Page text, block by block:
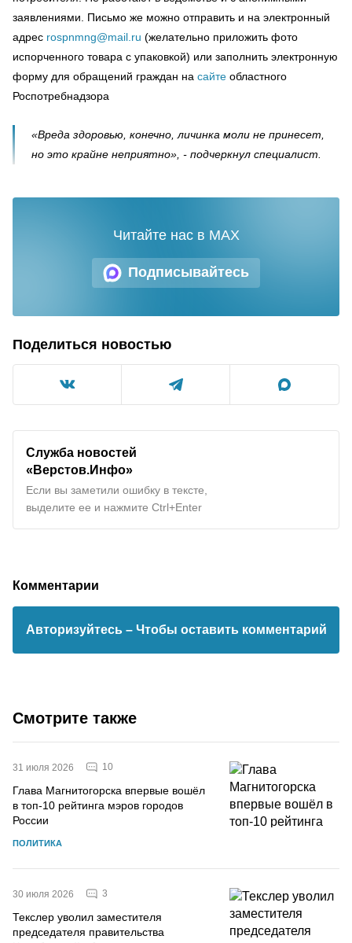
заявлениями. Письмо же можно отправить и на электронный
адрес rospnmng@mail.ru (желательно приложить фото
испорченного товара с упаковкой) или заполнить электронную
форму для обращений граждан на сайте областного
Роспотребнадзора
«Вреда здоровью, конечно, личинка моли не принесет,
но это крайне неприятно», - подчеркнул специалист.
Подписывайтесь
Читайте нас в MAX
Поделиться новостью
Служба новостей
«Верстов.Инфо»
Если вы заметили ошибку в тексте,
выделите ее и нажмите Ctrl+Enter
Комментарии
Авторизуйтесь – Чтобы оставить комментарий
Смотрите также
31 июля 2026 10
Глава Магнитогорска впервые вошёл
в топ-10 рейтинга мэров городов
России
ПОЛИТИКА
30 июля 2026 3
Текслер уволил заместителя
председателя правительства